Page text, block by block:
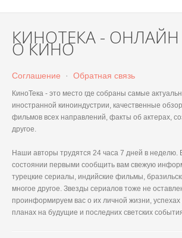
КИНОТЕКА -
О КИНО
Соглашение · Обратная связь
КиноТека - это место где собраны самые
иностранной киноиндустрии, качественные
фильмов всех направлений, факты об актерах,
другое.
Наши авторы трудятся 24 часа 7 дней в неделю.
состоянии первыми сообщить вам свежую
турецкие сериалы, индийские фильмы,
многое другое. Звезды сериалов тоже не
проинформируем вас о их личной жизни,
планах на будущие и последних светских